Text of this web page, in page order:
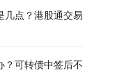
几点？港股通交易
？可转债中签后不